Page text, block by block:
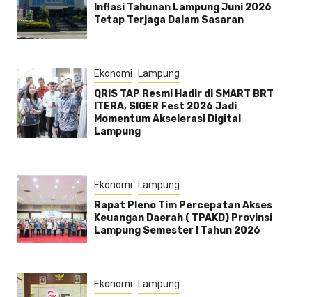
Inflasi Tahunan Lampung Juni 2026
Tetap Terjaga Dalam Sasaran
Ekonomi Lampung
QRIS TAP Resmi Hadir di SMART BRT
ITERA, SIGER Fest 2026 Jadi
Momentum Akselerasi Digital
Lampung
Ekonomi Lampung
Rapat Pleno Tim Percepatan Akses
Keuangan Daerah ( TPAKD) Provinsi
Lampung Semester l Tahun 2026
Ekonomi Lampung